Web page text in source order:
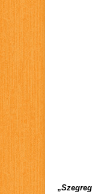
„